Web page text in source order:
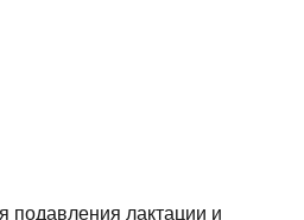
подавления лактации и